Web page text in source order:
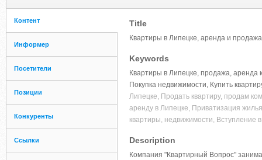
Контент
Информер
Посетители
Позиции
Конкуренты
Ссылки
Title
Квартиры в Липецке, аренда и
Keywords
Квартиры в Липецке, продажа, аренда
Покупка недвижимости, Купить
Липецке, Продать квартиру, продам
аренду в Липецке, Приватизация
квартиры, недвижимости, Вступление
Description
Компания "Квартирный Вопрос"